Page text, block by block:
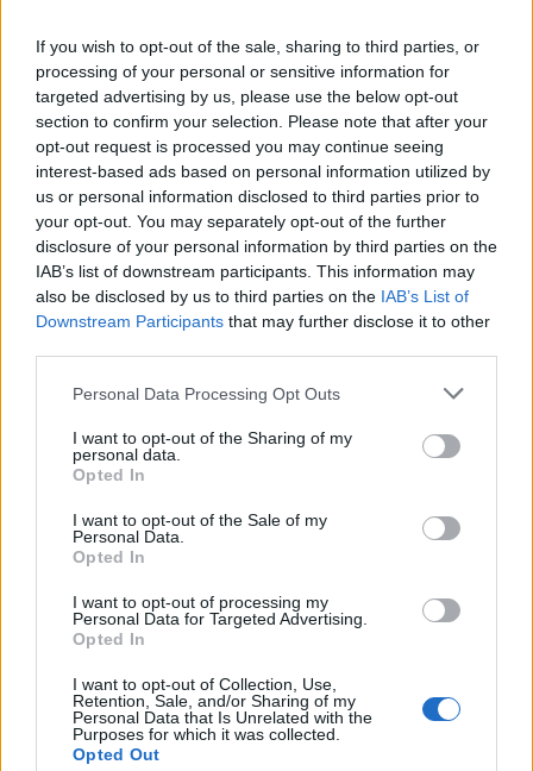
If you wish to opt-out of the sale, sharing to third parties, or
processing of your personal or sensitive information for
targeted advertising by us, please use the below opt-out
section to confirm your selection. Please note that after your
opt-out request is processed you may continue seeing
interest-based ads based on personal information utilized by
us or personal information disclosed to third parties prior to
your opt-out. You may separately opt-out of the further
disclosure of your personal information by third parties on the
IAB’s list of downstream participants. This information may
also be disclosed by us to third parties on the IAB’s List of
Downstream Participants that may further disclose it to other
Personal Data Processing Opt Outs
I want to opt-out of the Sharing of my
personal data.
Opted In
I want to opt-out of the Sale of my
Personal Data.
Opted In
I want to opt-out of processing my
Personal Data for Targeted Advertising.
Opted In
I want to opt-out of Collection, Use,
Retention, Sale, and/or Sharing of my
Personal Data that Is Unrelated with the
Purposes for which it was collected.
Opted Out
Ένοχοι 10 από τους 21 κατηγορούμενους
για τη φωτιά στο Μάτι με 104 νεκρούς
03 Ιουνίου 2025 11:52